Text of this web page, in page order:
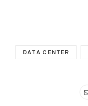
DATA CENTER